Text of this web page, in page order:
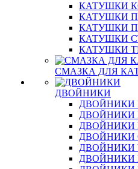
КАТУШКИ
КАТУШКИ
КАТУШКИ
КАТУШКИ
КАТУШКИ
СМАЗКА ДЛЯ
ДВОЙНИКИ
ДВОЙНИКИ
ДВОЙНИКИ
ДВОЙНИКИ
ДВОЙНИКИ
ДВОЙНИКИ
ДВОЙНИКИ